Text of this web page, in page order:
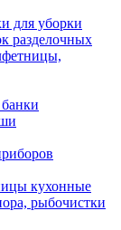
для уборки
разделочных
кухонные
рыбочистки